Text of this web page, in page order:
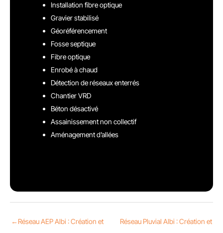
Installation fibre optique
Gravier stabilisé
Géoréférencement
Fosse septique
Fibre optique
Enrobé à chaud
Détection de réseaux enterrés
Chantier VRD
Béton désactivé
Assainissement non collectif
Aménagement d’allées
←Réseau AEP Albi : Création et
Réseau Pluvial Albi : Création et